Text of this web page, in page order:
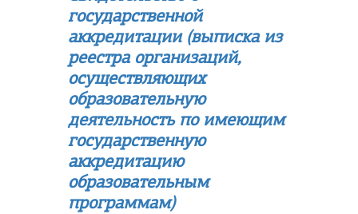
государственной
аккредитации (выписка из
реестра организаций,
осуществляющих
образовательную
деятельность по имеющим
государственную
аккредитацию
образовательным
программам)